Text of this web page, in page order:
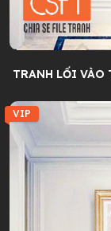
TRANH LỐI VÀO
VIP